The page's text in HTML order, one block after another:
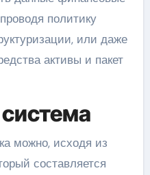
политику
или даже
активы и пакет
можно, исходя из
составляется